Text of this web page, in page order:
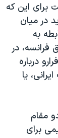
برای این که
در میان
به
فرانسه، در
درباره
یا
نقل از دو مقام
برای